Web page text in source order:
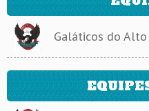
Galáticos do Alto